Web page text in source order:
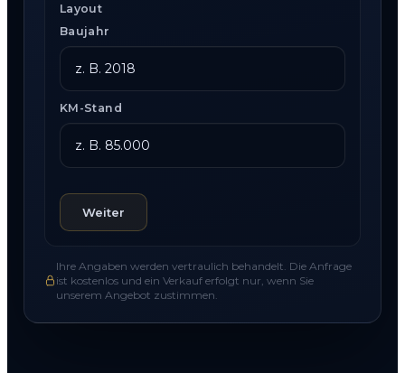
Layout
Baujahr
KM-Stand
Weiter
Ihre Angaben werden vertraulich behandelt. Die Anfrage
ist kostenlos und ein Verkauf erfolgt nur, wenn Sie
unserem Angebot zustimmen.